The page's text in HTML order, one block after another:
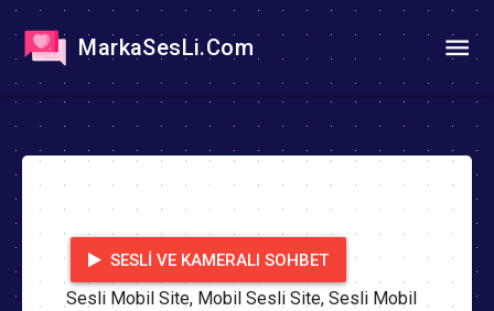
MarkaSesLi.Com
SESLI VE KAMERALI SOHBET
Sesli Mobil Site, Mobil Sesli Site, Sesli Mobil